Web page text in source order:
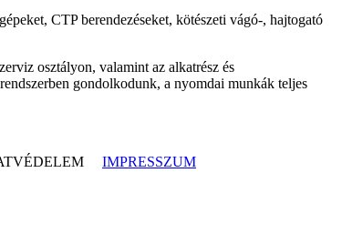
CTP berendezéseket, kötészeti vágó-, hajtogató
osztályon, valamint az alkatrész és
gondolkodunk, a nyomdai munkák teljes
IMPRESSZUM